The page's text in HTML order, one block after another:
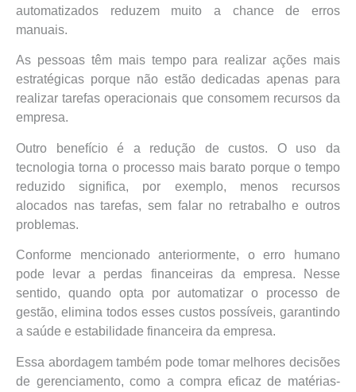
automatizados reduzem muito a chance de erros
manuais.
As pessoas têm mais tempo para realizar ações mais
estratégicas porque não estão dedicadas apenas para
realizar tarefas operacionais que consomem recursos da
empresa.
Outro benefício é a redução de custos. O uso da
tecnologia torna o processo mais barato porque o tempo
reduzido significa, por exemplo, menos recursos
alocados nas tarefas, sem falar no retrabalho e outros
problemas.
Conforme mencionado anteriormente, o erro humano
pode levar a perdas financeiras da empresa. Nesse
sentido, quando opta por automatizar o processo de
gestão, elimina todos esses custos possíveis, garantindo
a saúde e estabilidade financeira da empresa.
Essa abordagem também pode tomar melhores decisões
de gerenciamento, como a compra eficaz de matérias-